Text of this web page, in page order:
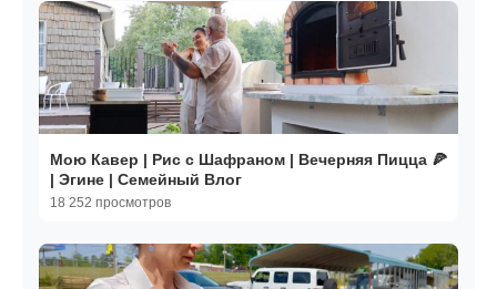
Мою Кавер | Рис с Шафраном | Вечерняя Пицца 🍕
| Эгине | Семейный Влог
18 252 просмотров